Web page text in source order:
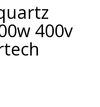
400v